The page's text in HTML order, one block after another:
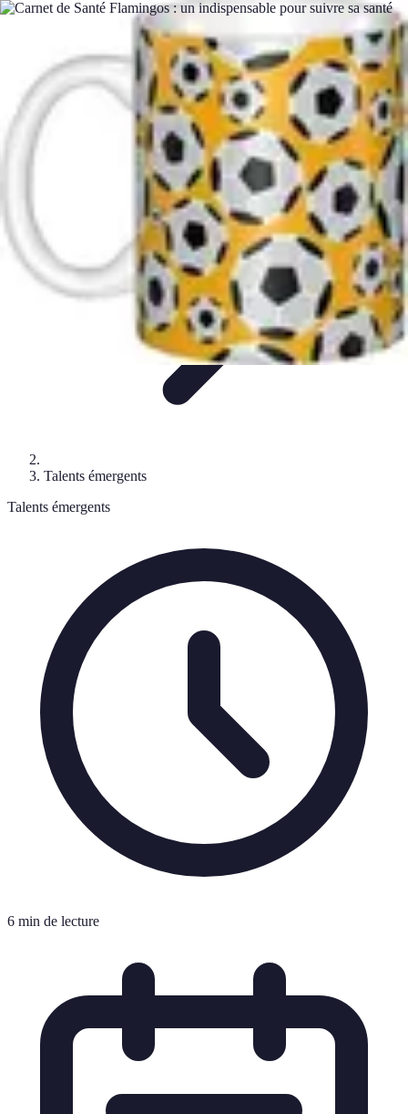
Top Footballeurs
talents émergents Histoire du footballTalents
Top Footballeurs
Talents émergents
Talents émergents
6 min de lecture